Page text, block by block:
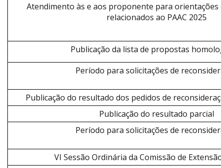
Atendimento às e aos proponente para orientações
relacionados ao PAAC 2025
Publicação da lista de propostas
Período para solicitações de
Publicação do resultado dos pedidos de
Publicação do resultado parcial
Período para solicitações de
VI Sessão Ordinária da Comissão de